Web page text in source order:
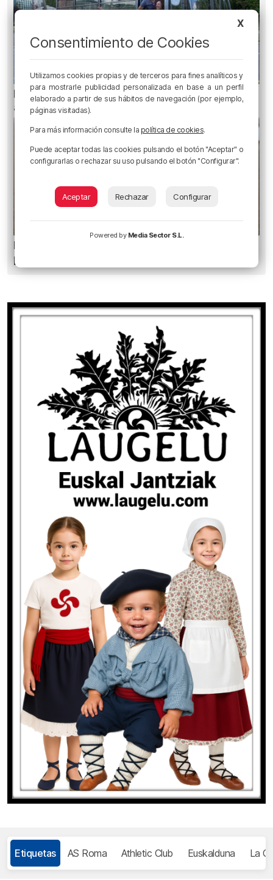
Planes para esta semana en Bilbao, Bizkaia y
alrededores: del 4 al 10 de agosto
Euskadi registra 27 picaduras de carabela
portuguesa
Etiquetas AS Roma Athletic Club Euskalduna La
X
Consentimiento de Cookies
Utilizamos cookies propias y de terceros para fines analíticos y
para mostrarle publicidad personalizada en base a un perfil
elaborado a partir de sus hábitos de navegación (por ejemplo,
páginas visitadas).
Para más información consulte la política de cookies.
Puede aceptar todas las cookies pulsando el botón "Aceptar" o
configurarlas o rechazar su uso pulsando el botón "Configurar".
Aceptar Rechazar Configurar
Powered by Media Sector S.L.